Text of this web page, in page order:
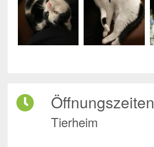
Öffnungszeiten
Tierheim